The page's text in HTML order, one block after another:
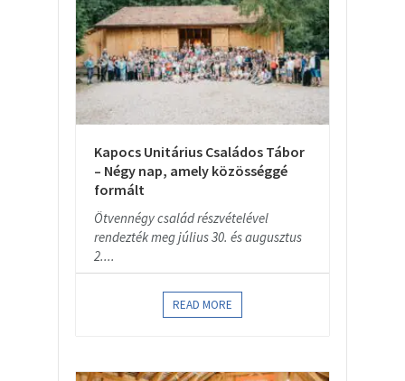
Kapocs Unitárius Családos Tábor
– Négy nap, amely közösséggé
formált
Ötvennégy család részvételével
rendezték meg július 30. és augusztus
2....
READ MORE